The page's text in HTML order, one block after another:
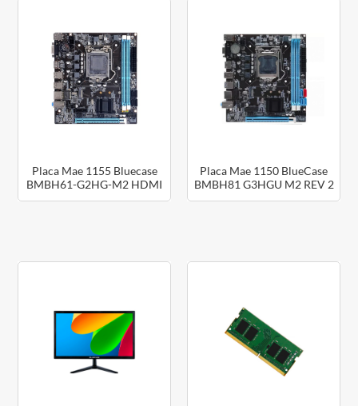
Placa Mae 1155 Bluecase
BMBH61-G2HG-M2 HDMI
Placa Mae 1150 BlueCase
BMBH81 G3HGU M2 REV 2
OEM